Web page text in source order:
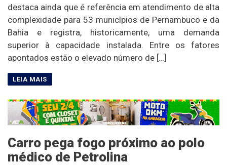
destaca ainda que é referência em atendimento de alta
complexidade para 53 municípios de Pernambuco e da
Bahia e registra, historicamente, uma demanda
superior à capacidade instalada. Entre os fatores
apontados estão o elevado número de […]
Carro pega fogo próximo ao polo
médico de Petrolina